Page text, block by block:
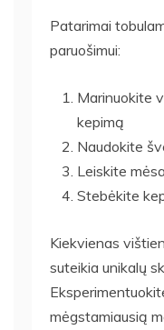
Patarimai
paruošimui:
Marinuokite
kepimą
Naudokite
Leiskite
Stebėkite
Kiekvienas
suteikia unikalų
mėgstamiausią